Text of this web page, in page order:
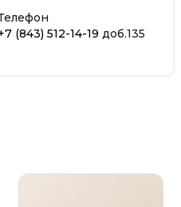
(843) 512-14-19 доб.135